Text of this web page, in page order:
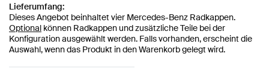
Lieferumfang:
Dieses Angebot beinhaltet vier Mercedes-Benz Radkappen.
Optional können Radkappen und zusätzliche Teile bei der
Konfiguration ausgewählt werden. Falls vorhanden, erscheint die
Auswahl, wenn das Produkt in den Warenkorb gelegt wird.